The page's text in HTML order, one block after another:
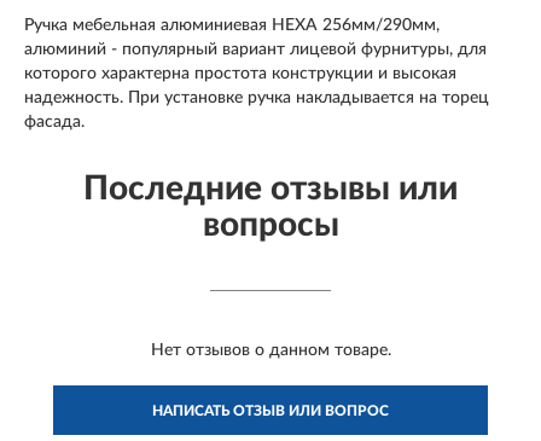
Ручка мебельная алюминиевая HEXA 256мм/290мм,
алюминий - популярный вариант лицевой фурнитуры, для
которого характерна простота конструкции и высокая
надежность. При установке ручка накладывается на торец
фасада.
Последние отзывы или
вопросы
Нет отзывов о данном товаре.
НАПИСАТЬ ОТЗЫВ ИЛИ ВОПРОС